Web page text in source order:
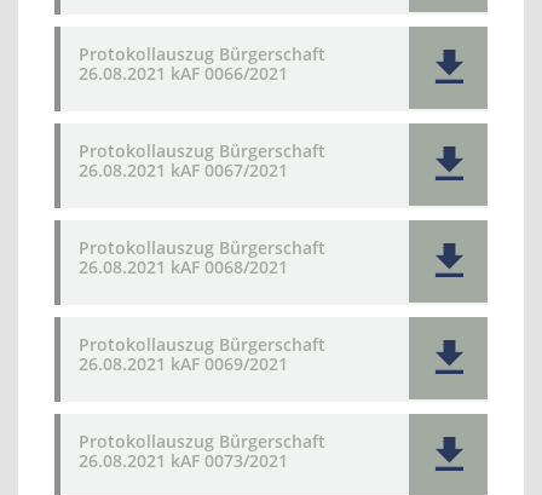
Protokollauszug Bürgerschaft
26.08.2021 kAF 0066/2021
Protokollauszug Bürgerschaft
26.08.2021 kAF 0067/2021
Protokollauszug Bürgerschaft
26.08.2021 kAF 0068/2021
Protokollauszug Bürgerschaft
26.08.2021 kAF 0069/2021
Protokollauszug Bürgerschaft
26.08.2021 kAF 0073/2021